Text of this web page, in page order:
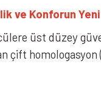
ve Konforun
üst düzey
homologasyon